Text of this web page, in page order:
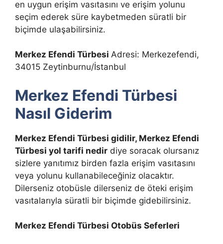
en uygun erişim vasıtasını ve erişim yolunu
seçim ederek süre kaybetmeden süratli bir
biçimde ulaşabilirsiniz.
Merkez Efendi Türbesi Adresi: Merkezefendi,
34015 Zeytinburnu/İstanbul
Merkez Efendi Türbesi
Nasıl Giderim
Merkez Efendi Türbesi gidilir, Merkez Efendi
Türbesi yol tarifi nedir diye soracak olursanız
sizlere yanıtımız birden fazla erişim vasıtasını
veya yolunu kullanabileceğiniz olacaktır.
Dilerseniz otobüsle dilerseniz de öteki erişim
vasıtalarıyla süratli bir biçimde gidebilirsiniz.
Merkez Efendi Türbesi Otobüs Seferleri